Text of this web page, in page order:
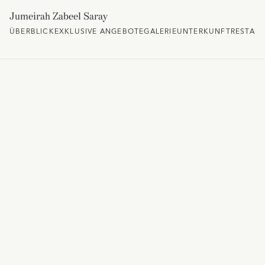
Jumeirah Zabeel Saray
ÜBERBLICKEXKLUSIVE ANGEBOTEGALERIEUNTERKUNFT